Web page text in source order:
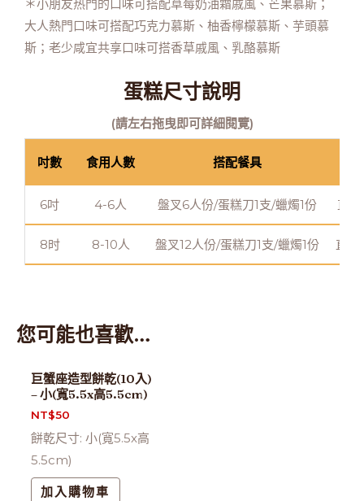
＊小朋友热門的口味可搭配草莓奶油霜戚風、芒果慕斯；
大人熱門口味可搭配巧克力慕斯、柚香檸檬慕斯、芋頭慕
斯；老少咸宜共享口味可搭香草戚風、乳酪慕斯
蛋糕尺寸說明
(請左右拖曳即可詳細閱覽)
吋數 食用人數 搭配餐具
6吋 4-6人 盤叉6人份/蛋糕刀1支/蠟燭1份 直
8时 8-10人 盤叉12人份/蛋糕刀1支/蠟燭1份 直
您可能也喜歡…
巨蟹座造型餅乾(10入)
– 小(寬5.5x高5.5cm)
NT$50
餅乾尺寸: 小(寬5.5x高
5.5cm)
加入購物車